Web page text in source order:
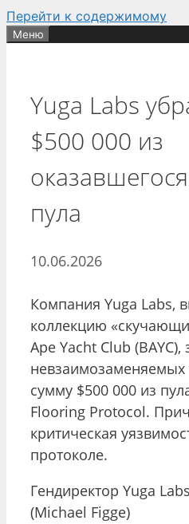
Перейти к содержимому
Меню
Yuga Labs
$500 000 из
пула
10.06.2026
Компания Yuga Labs,
коллекцию
Ape Yacht Club (BAYC),
невзаимозаменяемых
сумму $500 000 из
Flooring Protocol.
критическая
протоколе.
Гендиректор Yuga
(Michael Figge)